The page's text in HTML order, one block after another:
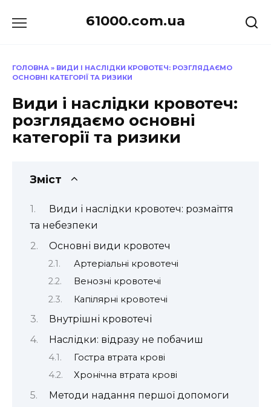
до
61000.com.ua
ГОЛОВНА » ВИДИ І НАСЛІДКИ КРОВОТЕЧ: РОЗГЛЯДАЄМО
ОСНОВНІ КАТЕГОРІЇ ТА РИЗИКИ
Види і наслідки кровотеч:
розглядаємо основні
категорії та ризики
Зміст
Види і наслідки кровотеч: розмаїття
та небезпеки
Основні види кровотеч
Артеріальні кровотечі
Венозні кровотечі
Капілярні кровотечі
Внутрішні кровотечі
Наслідки: відразу не побачиш
Гостра втрата крові
Хронічна втрата крові
Методи надання першої допомоги